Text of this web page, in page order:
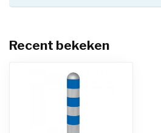
Recent bekeken